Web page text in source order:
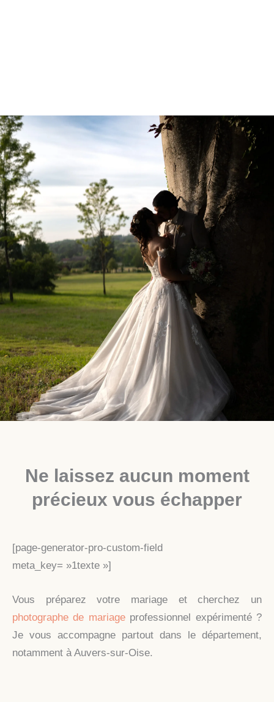
Ne laissez aucun moment
précieux vous échapper
[page-generator-pro-custom-field
meta_key= »1texte »]
Vous préparez votre mariage et cherchez un
photographe de mariageprofessionnel expérimenté ?
Je vous accompagne partout dans le département,
notamment à Auvers-sur-Oise.